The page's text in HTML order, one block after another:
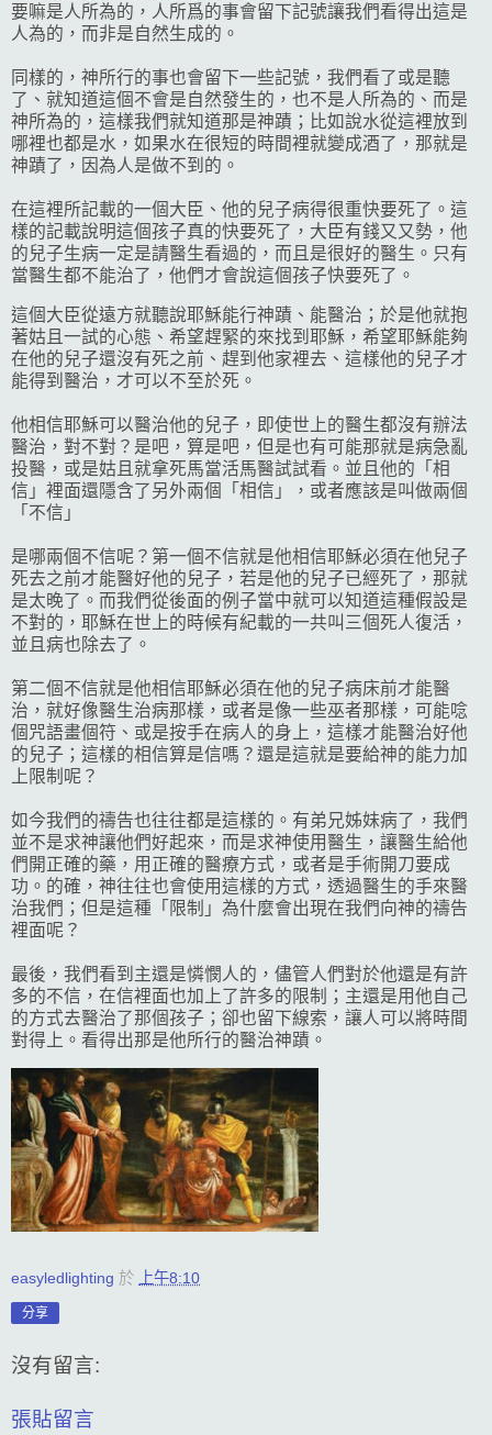
要嘛是人所為的，人所爲的事會留下記號讓我們看得出這是
人為的，而非是自然生成的。
同樣的，神所行的事也會留下一些記號，我們看了或是聽
了、就知道這個不會是自然發生的，也不是人所為的、而是
神所為的，這樣我們就知道那是神蹟；比如說水從這裡放到
哪裡也都是水，如果水在很短的時間裡就變成酒了，那就是
神蹟了，因為人是做不到的。
在這裡所記載的一個大臣、他的兒子病得很重快要死了。這
樣的記載說明這個孩子真的快要死了，大臣有錢又又勢，他
的兒子生病一定是請醫生看過的，而且是很好的醫生。只有
當醫生都不能治了，他們才會說這個孩子快要死了。
這個大臣從遠方就聽說耶穌能行神蹟、能醫治；於是他就抱
著姑且一試的心態、希望趕緊的來找到耶穌，希望耶穌能夠
在他的兒子還沒有死之前、趕到他家裡去、這樣他的兒子才
能得到醫治，才可以不至於死。
他相信耶穌可以醫治他的兒子，即使世上的醫生都沒有辦法
醫治，對不對？是吧，算是吧，但是也有可能那就是病急亂
投醫，或是姑且就拿死馬當活馬醫試試看。並且他的「相
信」裡面還隱含了另外兩個「相信」，或者應該是叫做兩個
「不信」
是哪兩個不信呢？第一個不信就是他相信耶穌必須在他兒子
死去之前才能醫好他的兒子，若是他的兒子已經死了，那就
是太晚了。而我們從後面的例子當中就可以知道這種假設是
不對的，耶穌在世上的時候有紀載的一共叫三個死人復活，
並且病也除去了。
第二個不信就是他相信耶穌必須在他的兒子病床前才能醫
治，就好像醫生治病那樣，或者是像一些巫者那樣，可能唸
個咒語畫個符、或是按手在病人的身上，這樣才能醫治好他
的兒子；這樣的相信算是信嗎？還是這就是要給神的能力加
上限制呢？
如今我們的禱告也往往都是這樣的。有弟兄姊妹病了，我們
並不是求神讓他們好起來，而是求神使用醫生，讓醫生給他
們開正確的藥，用正確的醫療方式，或者是手術開刀要成
功。的確，神往往也會使用這樣的方式，透過醫生的手來醫
治我們；但是這種「限制」為什麼會出現在我們向神的禱告
裡面呢？
最後，我們看到主還是憐憫人的，儘管人們對於他還是有許
多的不信，在信裡面也加上了許多的限制；主還是用他自己
的方式去醫治了那個孩子；卻也留下線索，讓人可以將時間
對得上。看得出那是他所行的醫治神蹟。
easyledlighting 於 上午8:10
分享
沒有留言:
張貼留言